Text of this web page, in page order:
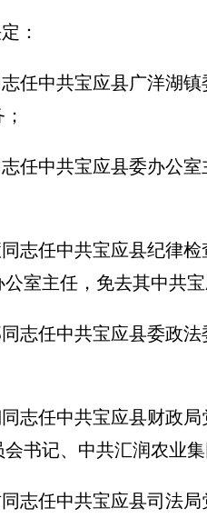
：
任中共宝应县广洋湖
任中共宝应县委办公
志任中共宝应县纪律
室主任，免去其中共
志任中共宝应县委政
志任中共宝应县财政
会书记、中共汇润农业
志任中共宝应县司法局